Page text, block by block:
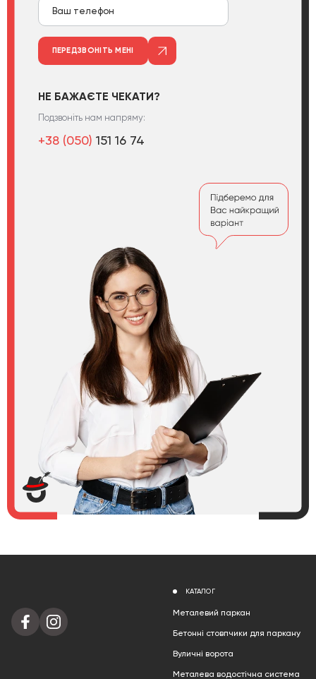
ПЕРЕДЗВОНІТЬ МЕНІ
НЕ БАЖАЄТЕ ЧЕКАТИ?
Подзвоніть нам напряму:
+38 (050) 151 16 74
КАТАЛОГ
Металевий паркан
Бетонні стовпчики для паркану
Вуличні ворота
Металева водостічна система